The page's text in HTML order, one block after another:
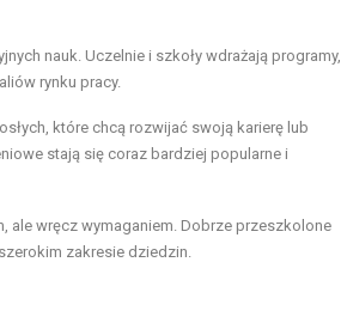
nauk. Uczelnie i szkoły wdrażają programy,
rynku pracy.
które chcą rozwijać swoją karierę lub
stają się coraz bardziej popularne i
ale wręcz wymaganiem. Dobrze przeszkolone
zakresie dziedzin.